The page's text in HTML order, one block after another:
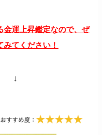
金運上昇鑑定なので、ぜ
てください！
↓